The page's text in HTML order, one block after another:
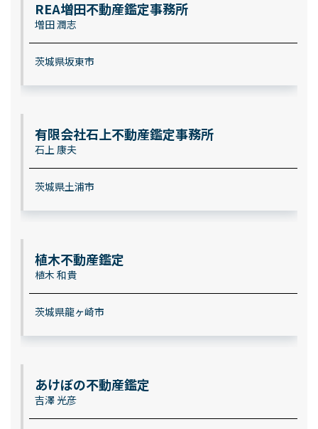
REA増田不動産鑑定事務所
増田 潤志
茨城県坂東市
有限会社石上不動産鑑定事務所
石上 康夫
茨城県土浦市
植木不動産鑑定
植木 和貴
茨城県龍ヶ崎市
あけぼの不動産鑑定
吉澤 光彦